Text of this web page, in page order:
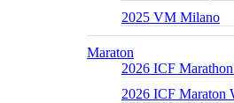
2025 VM Milano
Maraton
2026 ICF
2026 ICF Maraton